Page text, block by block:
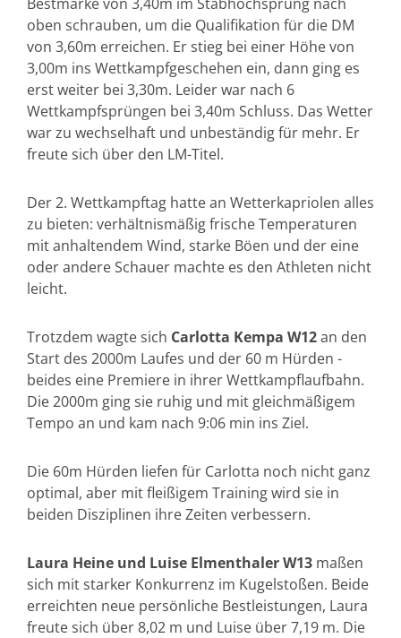
oben schrauben, um die Qualifikation für die DM
von 3,60m erreichen. Er stieg bei einer Höhe von
3,00m ins Wettkampfgeschehen ein, dann ging es
erst weiter bei 3,30m. Leider war nach 6
Wettkampfsprüngen bei 3,40m Schluss. Das Wetter
war zu wechselhaft und unbeständig für mehr. Er
freute sich über den LM-Titel.
Der 2. Wettkampftag hatte an Wetterkapriolen alles
zu bieten: verhältnismäßig frische Temperaturen
mit anhaltendem Wind, starke Böen und der eine
oder andere Schauer machte es den Athleten nicht
leicht.
Trotzdem wagte sich Carlotta Kempa W12an den
Start des 2000m Laufes und der 60 m Hürden -
beides eine Premiere in ihrer Wettkampflaufbahn.
Die 2000m ging sie ruhig und mit gleichmäßigem
Tempo an und kam nach 9:06 min ins Ziel.
Die 60m Hürden liefen für Carlotta noch nicht ganz
optimal, aber mit fleißigem Training wird sie in
beiden Disziplinen ihre Zeiten verbessern.
Laura Heine und Luise Elmenthaler W13 maßen
sich mit starker Konkurrenz im Kugelstoßen. Beide
erreichten neue persönliche Bestleistungen, Laura
freute sich über 8,02 m und Luise über 7,19 m. Die